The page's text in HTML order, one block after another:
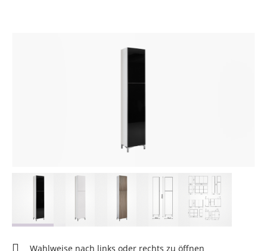
Wahlweise nach links oder rechts zu öffnen